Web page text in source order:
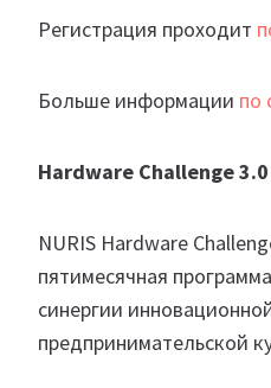
Регистрация проходит
Больше информации по
Hardware Challenge 3.0
NURIS Hardware
пятимесячная
синергии
предпринимательской